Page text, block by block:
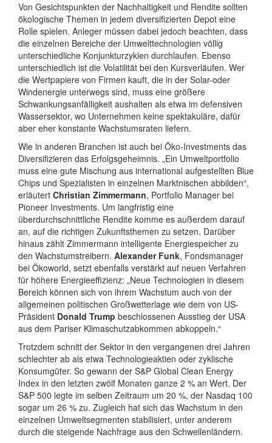
Von Gesichtspunkten der Nachhaltigkeit und Rendite sollten
ökologische Themen in jedem diversifizierten Depot eine
Rolle spielen. Anleger müssen dabei jedoch beachten, dass
die einzelnen Bereiche der Umwelttechnologien völlig
unterschiedliche Konjunkturzyklen durchlaufen. Ebenso
unterschiedlich ist die Volatilität bei den Kursverläufen. Wer
die Wertpapiere von Firmen kauft, die in der Solar-oder
Windenergie unterwegs sind, muss eine größere
Schwankungsanfälligkeit aushalten als etwa im defensiven
Wassersektor, wo Unternehmen keine spektakuläre, dafür
aber eher konstante Wachstumsraten liefern.
Wie in anderen Branchen ist auch bei Öko-Investments das
Diversifizieren das Erfolgsgeheimnis. „Ein Umweltportfolio
muss eine gute Mischung aus international aufgestellten Blue
Chips und Spezialisten in einzelnen Marktnischen abbilden“,
erläutert Christian Zimmermann, Portfolio Manager bei
Pioneer Investments. Um langfristig eine
überdurchschnittliche Rendite komme es außerdem darauf
an, auf die richtigen Zukunftsthemen zu setzen. Darüber
hinaus zählt Zimmermann intelligente Energiespeicher zu
den Wachstumstreibern. Alexander Funk, Fondsmanager
bei Ökoworld, setzt ebenfalls verstärkt auf neuen Verfahren
für höhere Energieeffizienz: „Neue Technologien in diesem
Bereich können sich von ihrem Wachstum auch von der
allgemeinen politischen Großwetterlage wie dem von US-
Präsident Donald Trump beschlossenen Ausstieg der USA
aus dem Pariser Klimaschutzabkommen abkoppeln.“
Trotzdem schnitt der Sektor in den vergangenen drei Jahren
schlechter ab als etwa Technologieaktien oder zyklische
Konsumgüter. So gewann der S&P Global Clean Energy
Index in den letzten zwölf Monaten ganze 2 % an Wert. Der
S&P 500 legte im selben Zeitraum um 20 %, der Nasdaq 100
sogar um 26 % zu. Zugleich hat sich das Wachstum in den
einzelnen Umweltsegmenten stabilisiert, unter anderem
durch die steigende Nachfrage aus den Schwellenländern.